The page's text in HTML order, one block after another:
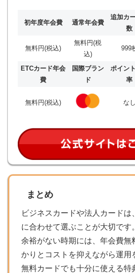
初年度年会費 通常年会費
追加カ
数
無料円(税込)
無料円(税
込)
999
ETCカード年会
費
国際ブラン
ド
ポイン
率
無料円(税込) なし
まとめ
ビジネスカードや法人カードは
に合わせて選ぶことが大切です
余裕がない時期には、年会費無
かりとコストを抑えながら運用
無料カードでも十分に使える特